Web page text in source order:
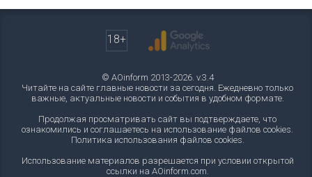
18+
© AOinform 2013-2026. v.3.4
Читайте на сайте главные новости за сегодня. Ежедневно только
важные, актуальные новости и события в удобном формате.
Продолжая просматривать сайт вы подтверждаете, что
ознакомились и соглашаетесь на использование файлов cookies.
Политика использования файлов cookies.
Использование материалов разрешается при условии открытой
ссылки на AOinform.com.